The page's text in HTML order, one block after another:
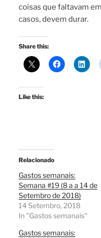
coisas que faltavam
casos, devem durar.
Share this:
Like this:
Relacionado
Gastos semanais:
Semana #19 (8 a a 14 de
Setembro de 2018)
14 Setembro, 2018
In "Gastos semanais"
Gastos semanais: